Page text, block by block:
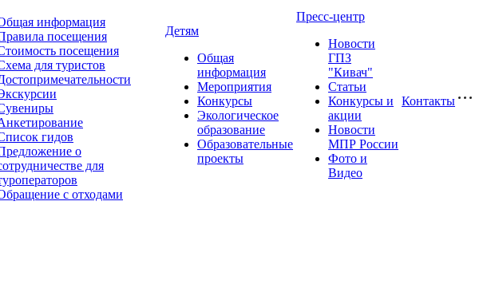
информация
посещения
посещения
для туристов
гидов
о
для
с отходами
Детям
Общая
информация
Мероприятия
Конкурсы
Экологическое
образование
Образовательные
проекты
Пресс-центр
Новости
ГПЗ
"Кивач"
Статьи
Конкурсы и
акции
Новости
МПР России
Фото и
Видео
Контакты